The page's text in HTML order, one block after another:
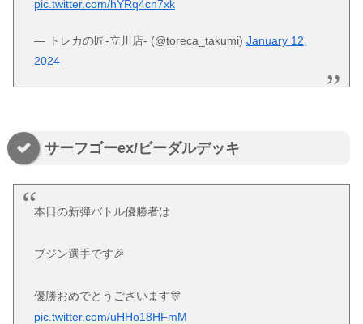
pic.twitter.com/hYRq4cn7xk
— トレカの匠-立川店- (@toreca_takumi)January 12,
2024
サーフゴーex/ビーダルデッキ
本日の新弾バトル優勝者は
ブジン選手です🎉
優勝おめでとうございます🎊
pic.twitter.com/uHHo18HFmM